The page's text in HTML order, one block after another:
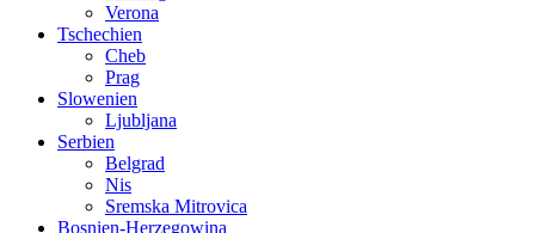
Verona
Tschechien
Cheb
Prag
Slowenien
Ljubljana
Serbien
Belgrad
Nis
Sremska Mitrovica
Bosnien-Herzegowina